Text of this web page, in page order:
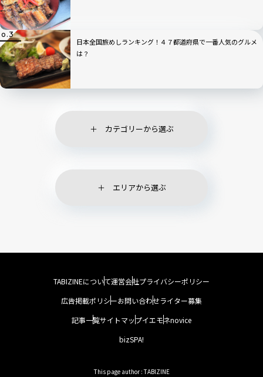
日本全国旅めしランキング！４７都道府県で一番人気のグルメ
は？
カテゴリーから選ぶ
エリアから選ぶ
TABIZINEについて運営会社プライバシーポリシー
広告掲載ポリシーお問い合わせライター募集
記事一覧サイトマップイエモネnovice
bizSPA!
This page author : TABIZINE